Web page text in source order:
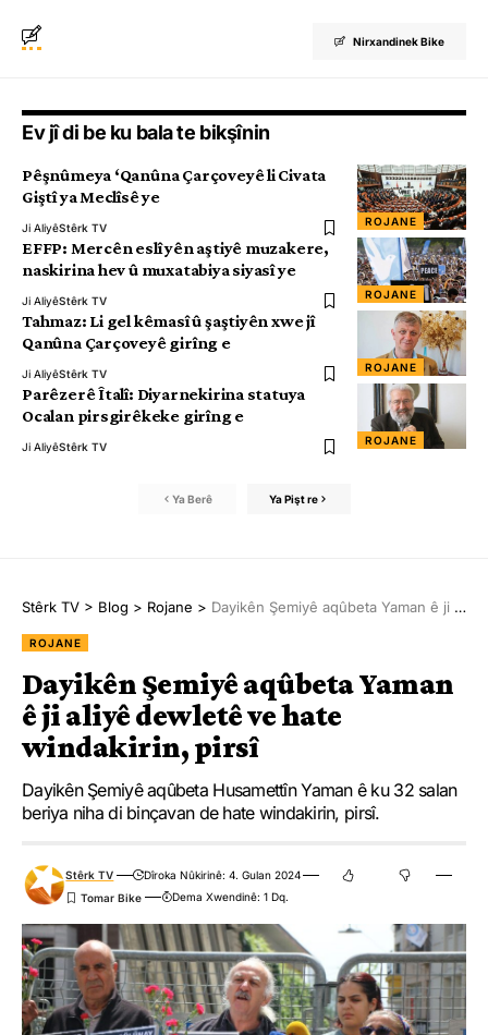
Nirxandinek Bike
Ev jî di be ku bala te bikşînin
ROJANE
Pêşnûmeya ‘Qanûna Çarçoveyê li Civata
Giştî ya Meclîsê ye
Ji AliyêStêrk TV
ROJANE
EFFP: Mercên eslî yên aştiyê muzakere,
naskirina hev û muxatabiya siyasî ye
Ji AliyêStêrk TV
ROJANE
Tahmaz: Li gel kêmasî û şaştiyên xwe jî
Qanûna Çarçoveyê girîng e
Ji AliyêStêrk TV
ROJANE
Parêzerê Îtalî: Diyarnekirina statuya
Ocalan pirsgirêkeke girîng e
Ji AliyêStêrk TV
Ya Berê Ya Pişt re
Stêrk TV > Blog > Rojane > Dayikên Şemiyê aqûbeta Yaman ê ji aliyê dewletê ve hate windakirin, pirsî
ROJANE
Dayikên Şemiyê aqûbeta Yaman
ê ji aliyê dewletê ve hate
windakirin, pirsî
Dayikên Şemiyê aqûbeta Husamettîn Yaman ê ku 32 salan
beriya niha di binçavan de hate windakirin, pirsî.
Stêrk TV
Dîroka Nûkirinê: 4. Gulan 2024
Dema Xwendinê: 1 Dq.